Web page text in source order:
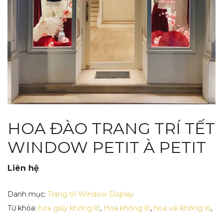
HOA ĐÀO TRANG TRÍ TẾT
WINDOW PETIT À PETIT
Liên hệ
Danh mục: Trang trí Window Display
Từ khóa: hoa giấy khổng lồ, Hoa khổng lồ, hoa vải khổng lồ,